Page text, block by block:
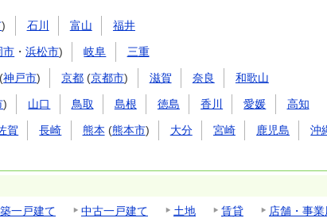
) 石川 富山 福井
市 ・浜松市) 岐阜 三重
(神戸市) 京都 (京都市) 滋賀 奈良 和歌山
) 山口 鳥取 島根 徳島 香川 愛媛 高知
賀 長崎 熊本 (熊本市) 大分 宮崎 鹿児島 沖
一戸建て 中古一戸建て 土地 賃貸
店舗・事業